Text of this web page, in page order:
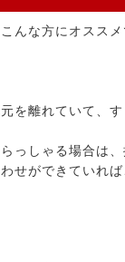
んな方にオススメ
を離れていて、
っしゃる場合は
せができていれ